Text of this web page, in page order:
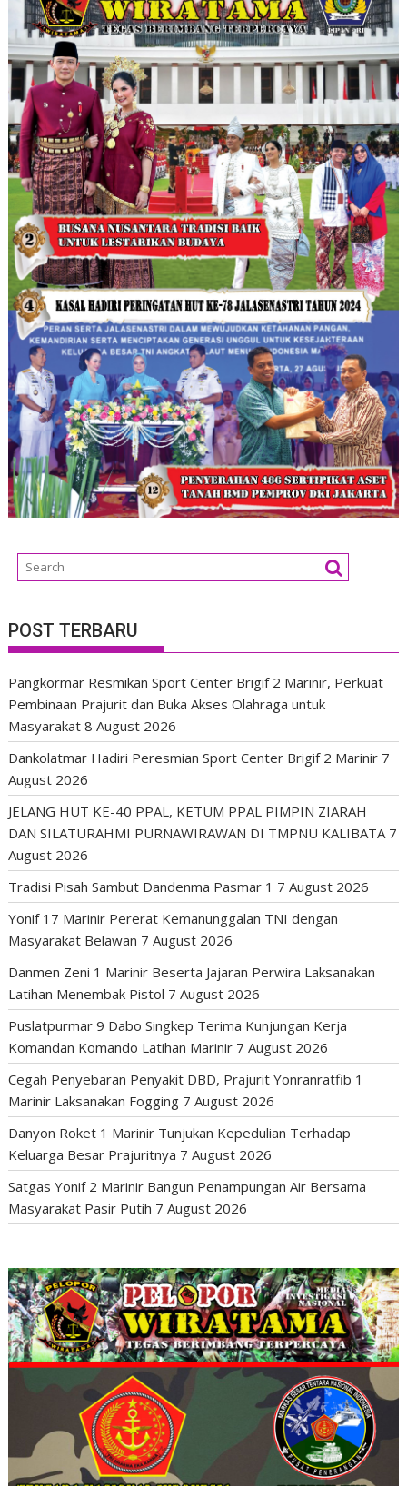
POST TERBARU
Pangkormar Resmikan Sport Center Brigif 2 Marinir, Perkuat
Pembinaan Prajurit dan Buka Akses Olahraga untuk
Masyarakat 8 August 2026
Dankolatmar Hadiri Peresmian Sport Center Brigif 2 Marinir 7
August 2026
JELANG HUT KE-40 PPAL, KETUM PPAL PIMPIN ZIARAH
DAN SILATURAHMI PURNAWIRAWAN DI TMPNU KALIBATA 7
August 2026
Tradisi Pisah Sambut Dandenma Pasmar 1 7 August 2026
Yonif 17 Marinir Pererat Kemanunggalan TNI dengan
Masyarakat Belawan 7 August 2026
Danmen Zeni 1 Marinir Beserta Jajaran Perwira Laksanakan
Latihan Menembak Pistol 7 August 2026
Puslatpurmar 9 Dabo Singkep Terima Kunjungan Kerja
Komandan Komando Latihan Marinir 7 August 2026
Cegah Penyebaran Penyakit DBD, Prajurit Yonranratfib 1
Marinir Laksanakan Fogging 7 August 2026
Danyon Roket 1 Marinir Tunjukan Kepedulian Terhadap
Keluarga Besar Prajuritnya 7 August 2026
Satgas Yonif 2 Marinir Bangun Penampungan Air Bersama
Masyarakat Pasir Putih 7 August 2026